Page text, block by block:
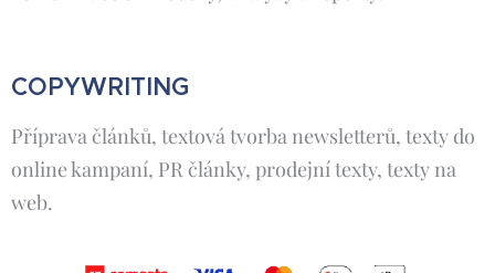
COPYWRITING
Příprava článků, textová tvorba newsletterů, texty do
online kampaní, PR články, prodejní texty, texty na
web.